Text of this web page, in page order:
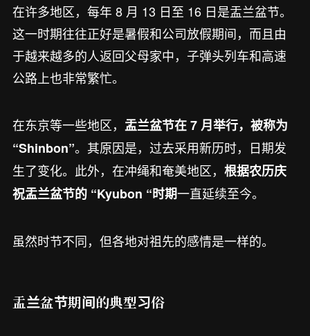
在许多地区，每年 8 月 13 日至 16 日是盂兰盆节。
这一时期往往正好是暑假和公司放假期间，而且由
于越来越多的人返回父母家中，子弹头列车和高速
公路上也非常繁忙。
在东京等一些地区， 盂兰盆节在 7 月举行，被称为
“Shinbon”。其原因是，过去采用新历时，日期发
生了变化。此外，在冲绳和奄美地区， 根据农历庆
祝盂兰盆节的 “Kyubon “时期一直延续至今。
虽然时节不同，但各地对祖先的感情是一样的。
盂兰盆节期间的典型习俗